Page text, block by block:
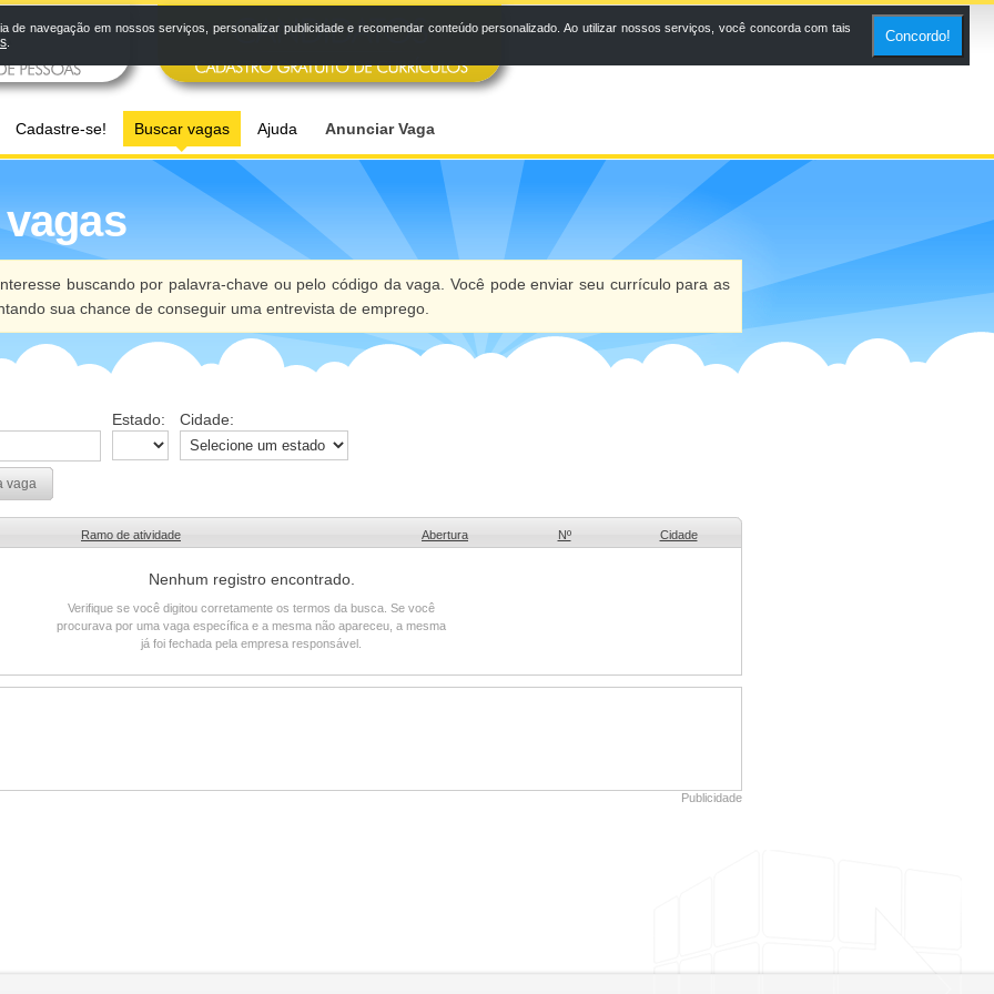
Cadastre-se! Buscar vagas Ajuda Anunciar Vaga
buscando por palavra-chave ou pelo código da vaga. Você pode enviar seu currículo para as
sua chance de conseguir uma entrevista de emprego.
Estado: Cidade:
vaga
Ramo de atividade Abertura Nº Cidade
Nenhum registro encontrado.
Verifique se você digitou corretamente os termos da busca. Se você
procurava por uma vaga específica e a mesma não apareceu, a mesma
já foi fechada pela empresa responsável.
Publicidade
navegação em nossos serviços, personalizar publicidade e recomendar conteúdo personalizado. Ao utilizar nossos serviços, você concorda com tais
Concordo!